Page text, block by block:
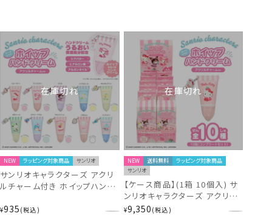
在庫切れ
NEW ラッピング対象商品 サンリオ
サンリオキャラクターズ アクリ
ルチャーム付き ホイップハンド
SA33365
¥935 税込
在庫切れ
NEW 送料無料
ラッピング対象商品
サンリオ
【ケース商品】(1箱 10個入) サ
ンリオキャラクターズ アクリル
チャーム付き ホイップハンドク
¥9,350 税込